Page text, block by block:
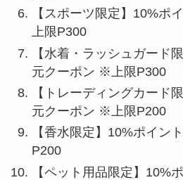
【スポーツ限定】10%ポ
上限P300
【水着・ラッシュガード
元クーポン ※上限P300
【トレーディングカード
元クーポン ※上限P200
【香水限定】10%ポイン
P200
【ペット用品限定】10%